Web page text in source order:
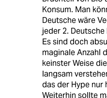
Konsum. Man
Deutsche wäre
jeder 2. Deutsche
Es sind doch
maginale Anzahl
keinster Weise
langsam
das der Hype nur
Weiterhin sollte